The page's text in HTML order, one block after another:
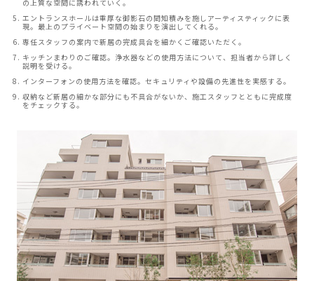
の上質な空間に誘われていく。
エントランスホールは重厚な御影石の間知積みを施しアーティスティックに表
現。最上のプライベート空間の始まりを演出してくれる。
専任スタッフの案内で新居の完成具合を細かくご確認いただく。
キッチンまわりのご確認。浄水器などの使用方法について、担当者から詳しく
説明を受ける。
インターフォンの使用方法を確認。セキュリティや設備の先進性を実感する。
収納など新居の細かな部分にも不具合がないか、施工スタッフとともに完成度
をチェックする。